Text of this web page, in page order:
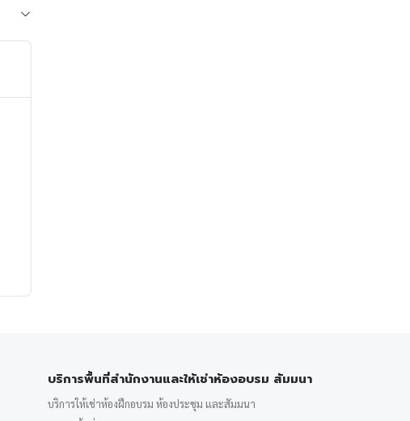
บริการพื้นที่สำนักงานและให้เช่าห้องอบรม สัมมนา
บริการให้เช่าห้องฝึกอบรม ห้องประชุม และสัมมนา